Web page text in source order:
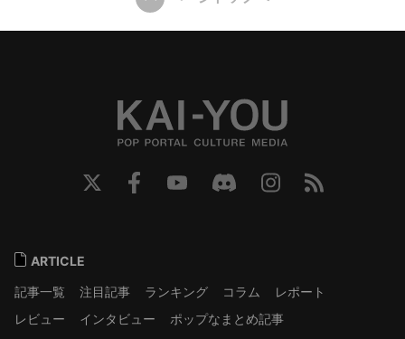
ARTICLE
記事一覧
注目記事 ランキング コラム
レポート
レビュー
インタビュー ポップなまとめ記事